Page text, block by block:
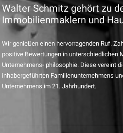
Walter Schmitz gehört zu
Immobilienmaklern und
Wir genießen einen hervorragenden Ruf.
positive Bewertungen in unterschiedlichen
Unternehmens- philosophie. Diese vereint
inhabergeführten Familienunternehmens
Unternehmens im 21. Jahrhundert.